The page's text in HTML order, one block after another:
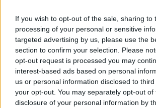
If you wish to opt-out of the sale, sharing to
processing of your personal or sensitive
targeted advertising by us, please use the
section to confirm your selection. Please
opt-out request is processed you may
interest-based ads based on personal
us or personal information disclosed to
your opt-out. You may separately opt-out of
disclosure of your personal information by
Ktoré chyby vás pri štarte e-shopu
draho?
Recent Comments
Žiadne komentáre na zobrazenie.